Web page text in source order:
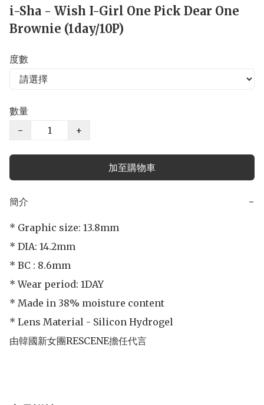
i-Sha - Wish I-Girl One Pick Dear One
Brownie (1day/10P)
度數
數量
−
+
加至購物車
簡介 −
* Graphic size: 13.8mm
* DIA: 14.2mm
* BC : 8.6mm
* Wear period: 1DAY
* Made in 38% moisture content
* Lens Material - Silicon Hydrogel
由韓國新女團RESCENE擔任代言